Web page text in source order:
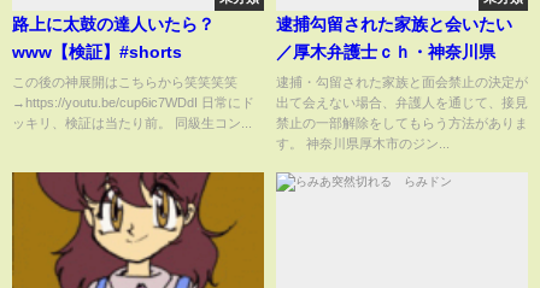
路上に太鼓の達人いたら？
www【検証】#shorts
この後の神展開はこちらから笑笑笑笑
→https://youtu.be/cup6ic7WDdI 日常にド
ッキリ、検証は当たり前。 同級生コン...
逮捕勾留された家族と会いたい
／厚木弁護士ｃｈ・神奈川県
逮捕・勾留された家族と面会禁止の決定が
出て会えない場合、弁護人を通じて、接見
禁止の一部解除をしてもらう方法がありま
す。 神奈川県厚木市のジン...